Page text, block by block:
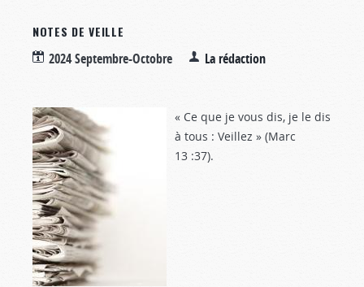
NOTES DE VEILLE
2024 Septembre-Octobre La rédaction
« Ce que je vous dis, je le dis
à tous : Veillez » (Marc
13 :37).